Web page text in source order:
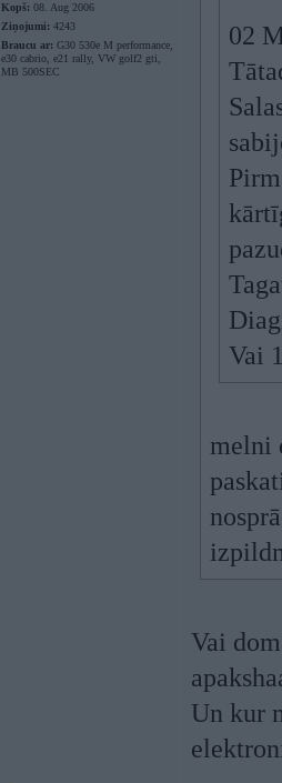
Kopš: 08. Aug 2006
Ziņojumi: 4243
Braucu ar: G30 530e M performance,
e30 cabrio, e21 rally, VW golf2 gti,
MB 500SEC
02
Vai
melni
Vai
Un kur